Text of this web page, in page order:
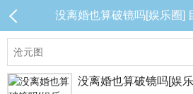
没离婚也算破镜吗[娱乐圈]
没离婚也算破镜吗[娱